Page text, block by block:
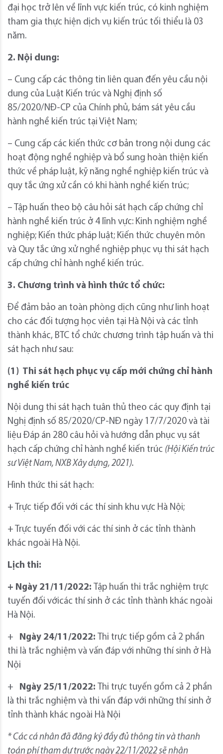
đại học trở lên về lĩnh vực kiến trúc, có kinh nghiệm
tham gia thực hiện dịch vụ kiến trúc tối thiểu là 03
năm.
2. Nội dung:
– Cung cấp các thông tin liên quan đến yêu cầu nội
dung của Luật Kiến trúc và Nghị định số
85/2020/NĐ-CP của Chính phủ, bám sát yêu cầu
hành nghề kiến trúc tại Việt Nam;
– Cung cấp các kiến thức cơ bản trong nội dung các
hoạt động nghề nghiệp và bổ sung hoàn thiện kiến
thức về pháp luật, kỹ năng nghề nghiệp kiến trúc và
quy tắc ứng xử cần có khi hành nghề kiến trúc;
– Tập huấn theo bộ câu hỏi sát hạch cấp chứng chỉ
hành nghề kiến trúc ở 4 lĩnh vực: Kinh nghiệm nghề
nghiệp; Kiến thức pháp luật; Kiến thức chuyên môn
và Quy tắc ứng xử nghề nghiệp phục vụ thi sát hạch
cấp chứng chỉ hành nghề kiến trúc.
3. Chương trình và hình thức tổ chức:
Để đảm bảo an toàn phòng dịch cũng như linh hoạt
cho các đối tượng học viên tại Hà Nội và các tỉnh
thành khác, BTC tổ chức chương trình tập huấn và thi
sát hạch như sau:
(1) Thi sát hạch phục vụ cấp mới chứng chỉ hành
nghề kiến trúc
Nội dung thi sát hạch tuân thủ theo các quy định tại
Nghị định số 85/2020/CP-NĐ ngày 17/7/2020 và tài
liệu Đáp án 280 câu hỏi và hướng dẫn phục vụ sát
hạch cấp chứng chỉ hành nghề kiến trúc (Hội Kiến trúc
sư Việt Nam, NXB Xây dựng, 2021).
Hình thức thi sát hạch:
+ Trực tiếp đối với các thí sinh khu vực Hà Nội;
+ Trực tuyến đối với các thí sinh ở các tỉnh thành
khác ngoài Hà Nội.
Lịch thi:
+ Ngày 21 /1 1 /2022: Tập huấn thi trắc nghiệm trực
tuyến đối vớicác thí sinh ở các tỉnh thành khác ngoài
Hà Nội.
+ Ngày 24/11/2022: Thi trực tiếp gồm cả 2 phần
thi là trắc nghiệm và vấn đáp với những thí sinh ở Hà
Nội
+ Ngày 25/11/2022: Thi trực tuyến gồm cả 2 phần
là thi trắc nghiệm và thi vấn đáp với những thí sinh ở
tỉnh thành khác ngoài Hà Nội
* Các cá nhân đã đăng ký đầy đủ thông tin và thanh
toán phí tham dự trước ngày 22/11/2022 sẽ nhận